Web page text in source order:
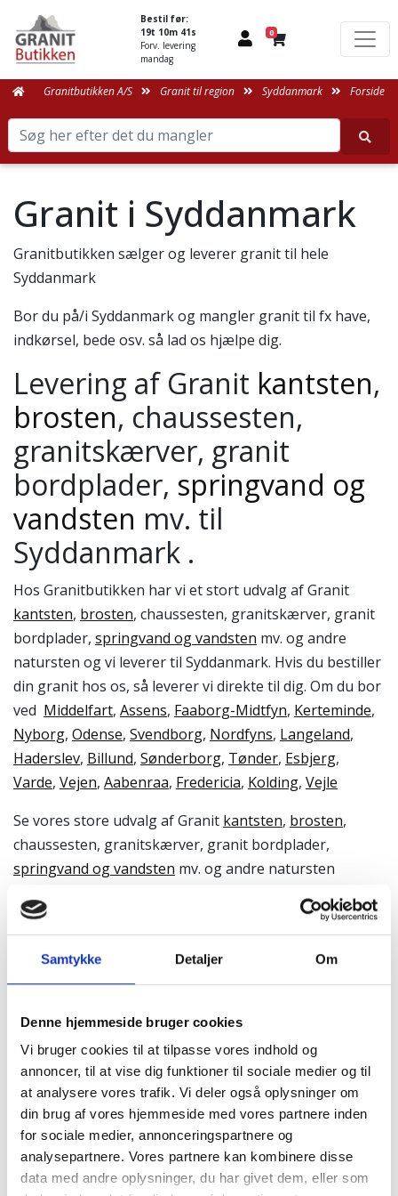
Samtykke Detaljer Om
Denne hjemmeside bruger cookies
Vi bruger cookies til at tilpasse vores indhold og
annoncer, til at vise dig funktioner til sociale medier og til
at analysere vores trafik. Vi deler også oplysninger om
din brug af vores hjemmeside med vores partnere inden
for sociale medier, annonceringspartnere og
analysepartnere. Vores partnere kan kombinere disse
data med andre oplysninger, du har givet dem, eller som
Granit i Syddanmark
Granitbutikken sælger og leverer granit til hele
Syddanmark
Bor du på/i Syddanmark og mangler granit til fx have,
indkørsel, bede osv. så lad os hjælpe dig.
Levering af Granit kantsten,
brosten, chaussesten,
granitskærver, granit
bordplader, springvand og
vandsten mv. til
Syddanmark .
Hos Granitbutikken har vi et stort udvalg af Granit
kantsten, brosten, chaussesten, granitskærver, granit
bordplader, springvand og vandsten mv. og andre
natursten og vi leverer til Syddanmark. Hvis du bestiller
din granit hos os, så leverer vi direkte til dig. Om du bor
ved Middelfart, Assens, Faaborg-Midtfyn, Kerteminde,
Nyborg, Odense, Svendborg, Nordfyns, Langeland,
Haderslev, Billund, Sønderborg, Tønder, Esbjerg,
Varde, Vejen, Aabenraa, Fredericia, Kolding, Vejle
Se vores store udvalg af Granit kantsten, brosten,
chaussesten, granitskærver, granit bordplader,
springvand og vandsten mv. og andre natursten
menuen.
Granitbutikken.dk – Vi leverer granit til hele
landet – Også til Syddanmark
Fuglebad i granit
Bestil før:
19t 10m 41s
Forv. levering
mandag
0
Granitbutikken A/S Granit til region Syddanmark Forside